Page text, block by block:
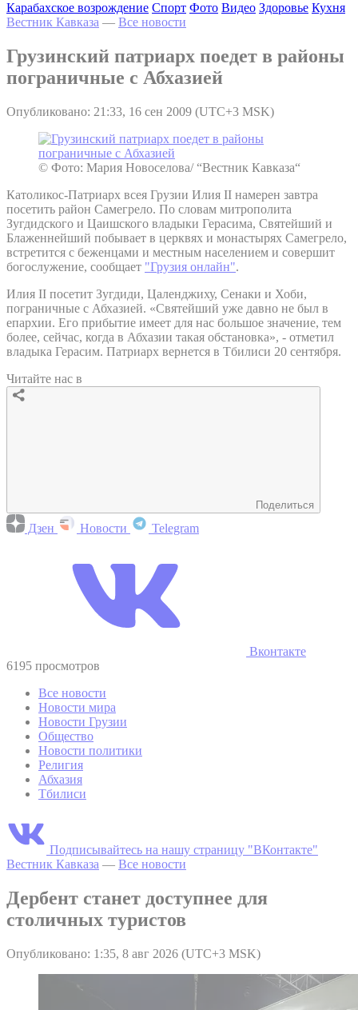
Карабахское возрождение Спорт Фото Видео Здоровье Кухня
Вестник Кавказа — Все новости
Грузинский патриарх поедет в районы
пограничные с Абхазией
Опубликовано: 21:33, 16 сен 2009 (UTC+3 MSK)
© Фото: Мария Новоселова/ “Вестник Кавказа“
Католикос-Патриарх всея Грузии Илия II намерен завтра
посетить район Самегрело. По словам митрополита
Зугдидского и Цаишского владыки Герасима, Святейший и
Блаженнейший побывает в церквях и монастырях Самегрело,
встретится с беженцами и местным населением и совершит
богослужение, сообщает "Грузия онлайн".
Илия II посетит Зугдиди, Цаленджиху, Сенаки и Хоби,
пограничные с Абхазией. «Святейший уже давно не был в
епархии. Его прибытие имеет для нас большое значение, тем
более, сейчас, когда в Абхазии такая обстановка», - отметил
владыка Герасим. Патриарх вернется в Тбилиси 20 сентября.
Читайте нас в
Поделиться
Дзен Новости Telegram
Вконтакте
6195 просмотров
Все новости
Новости мира
Новости Грузии
Общество
Новости политики
Религия
Абхазия
Тбилиси
Подписывайтесь на нашу страницу "ВКонтакте"
Вестник Кавказа — Все новости
Дербент станет доступнее для
столичных туристов
Опубликовано: 1:35, 8 авг 2026 (UTC+3 MSK)